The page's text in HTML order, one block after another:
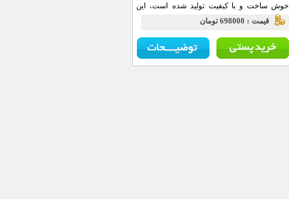
خوش ساخت و با کیفیت تولید شده است، این
محصول همراه با یک جعبه شکیل ارسال خواهد
شد.
قيمت : 698000 تومان